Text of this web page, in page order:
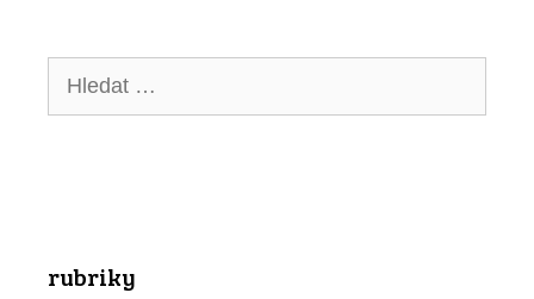
Hledat:
rubriky